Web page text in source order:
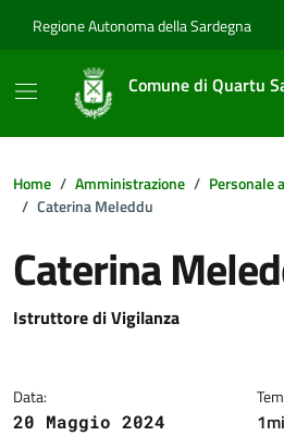
Regione Autonoma della Sardegna
Comune di Quartu
Home Amministrazione
Personale
Caterina Meleddu
Caterina
Dettagli della
Istruttore di Vigilanza
Data:
20 Maggio 2024